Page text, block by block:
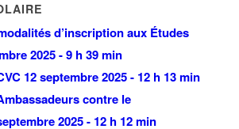
d’inscription aux Études
2025 - 9 h 39 min
12 septembre 2025 - 12 h 13 min
contre le
2025 - 12 h 12 min